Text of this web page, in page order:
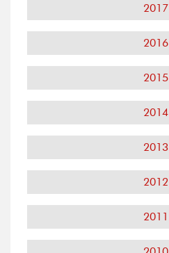
2017
2016
2015
2014
2013
2012
2011